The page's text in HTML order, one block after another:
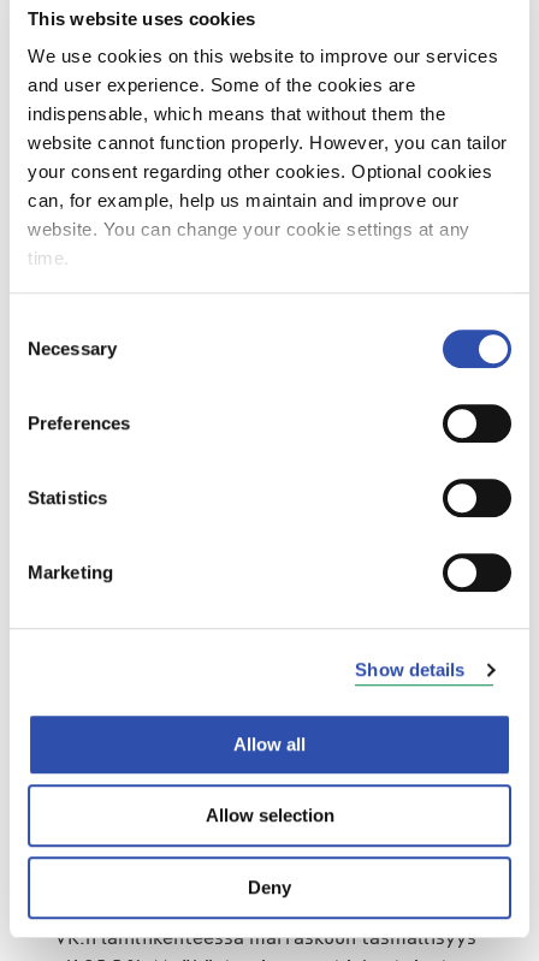
This website uses cookies
We use cookies on this website to improve our services
and user experience. Some of the cookies are
indispensable, which means that without them the
website cannot function properly. However, you can tailor
your consent regarding other cookies. Optional cookies
can, for example, help us maintain and improve our
website. You can change your cookie settings at any
time.
Selection
Necessary
Preferences
Statistics
Marketing
Show details
Allow all
Allow selection
Deny
suosituimmista sesongeista. Olemme
liikenteeseen ja tasapainotamme kasvavaa
kysyntää myös esimerkiksi lisäämällä vaunuja
suosituimpiin vuoroihin mahdollisuuksien
VR:n toimitusjohtaja
Elisa Markula
VR Transpointin rautatiekuljetuksissa
idänliikenteen päättymisen ja teollisuuden
vuonna tammi-marraskuussa on rautateitse
edellisenä vuonna.
Nopeusrajoitukset heikensivät marraskuun
Kaukoliikenteen täsmällisyys oli marraskuussa
(21 %) ja VR:stä aiheutuviin syihin (28 %), jotka
liittyvät esimerkiksi kalustoon.
Kaukoliikenteen täsmällisyyttä heikensivät
erityisesti raiteiden kunnossapitotöistä
VR:n lähiliikenteessä marraskuun täsmällisyys